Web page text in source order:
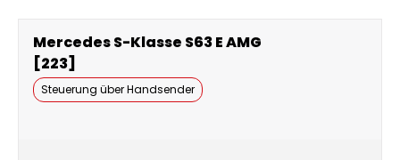
Mercedes S-Klasse S63 E AMG
[223]
Steuerung über Handsender